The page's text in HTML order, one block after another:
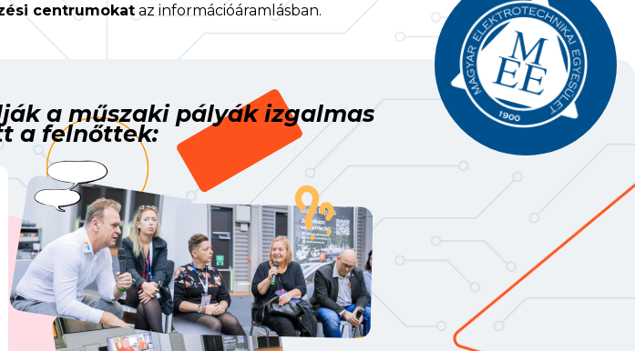
centrumokataz információáramlásban.
a műszaki pályák izgalmas
a felnőttek: